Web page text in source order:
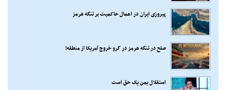
پیروزی ایران در اعمال حاکمیت بر تنگه هرمز
صلح در تنگه هرمز در گرو خروج آمریکا از منطقه!
استقلال یمن یک حق است